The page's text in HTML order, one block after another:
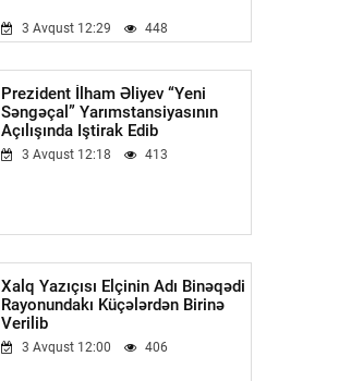
3 Avqust 12:29 448
Prezident İlham Əliyev “Yeni
Səngəçal” Yarımstansiyasının
Açılışında Iştirak Edib
3 Avqust 12:18 413
Xalq Yazıçısı Elçinin Adı Binəqədi
Rayonundakı Küçələrdən Birinə
Verilib
3 Avqust 12:00 406